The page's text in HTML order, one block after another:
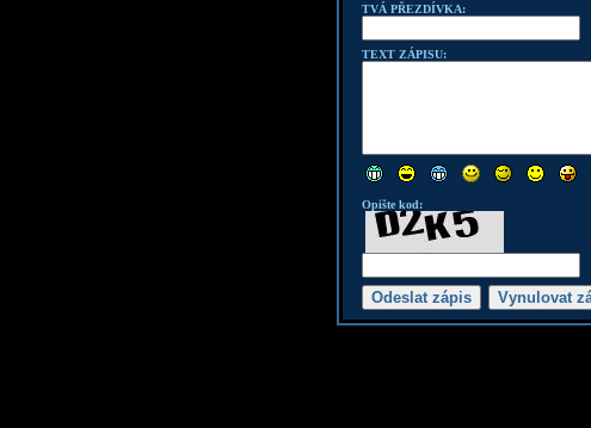
TVÁ PŘEZDÍVKA:
TEXT ZÁPISU:
Opište kod: